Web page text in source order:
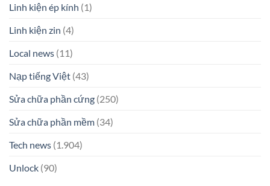
Linh kiện ép kính (1)
Linh kiện zin (4)
Local news (11)
Nạp tiếng Việt (43)
Sửa chữa phần cứng (250)
Sửa chữa phần mềm (34)
Tech news (1.904)
Unlock (90)